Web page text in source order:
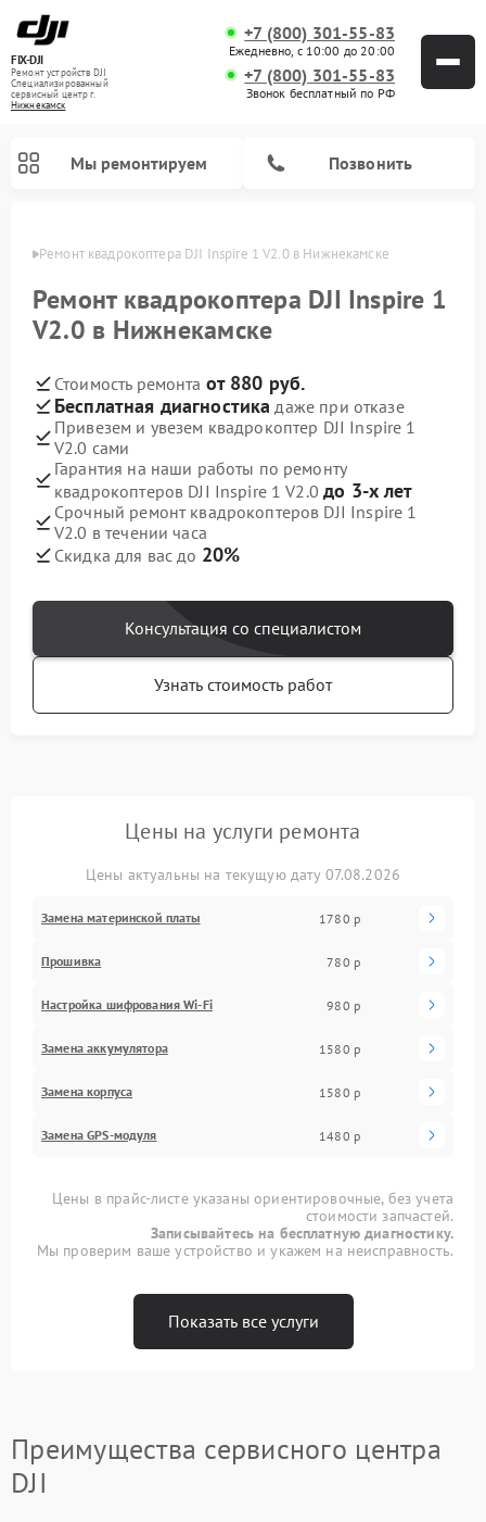
FIX-DJI
Ремонт устройств DJI
Специализированный
cервисный центр г.
Нижнекамск
+7 (800) 301-55-83
Ежедневно, с 10:00 до 20:00
+7 (800) 301-55-83
Звонок бесплатный по РФ
Мы ремонтируем Позвонить
Ремонт квадрокоптера DJI Inspire 1 V2.0 в Нижнекамске
Ремонт квадрокоптера DJI Inspire 1
V2.0 в Нижнекамске
Стоимость ремонта от 880 руб.
Бесплатная диагностика даже при отказе
Привезем и увезем квадрокоптер DJI Inspire 1
V2.0 сами
Гарантия на наши работы по ремонту
квадрокоптеров DJI Inspire 1 V2.0до 3-х лет
Срочный ремонт квадрокоптеров DJI Inspire 1
V2.0 в течении часа
Скидка для вас до 20%
Консультация со специалистом
Узнать стоимость работ
Цены на услуги ремонта
Цены актуальны на текущую дату 07.08.2026
Замена материнской платы 1780 р
Прошивка 780 р
Настройка шифрования Wi-Fi 980 р
Замена аккумулятора 1580 р
Замена корпуса 1580 р
Замена GPS-модуля 1480 р
Цены в прайс-листе указаны ориентировочные, без учета
стоимости запчастей.
Записывайтесь на бесплатную диагностику.
Мы проверим ваше устройство и укажем на неисправность.
Показать все услуги
Преимущества сервисного центра
DJI